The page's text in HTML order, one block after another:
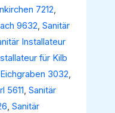
7212,
9632,Sanitär
Installateur
für Kilb
3032,
5611,Sanitär
,Sanitär